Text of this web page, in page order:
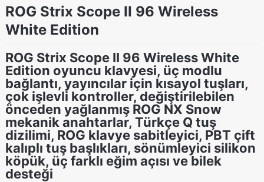
ROG Strix Scope II 96 Wireless
White Edition
ROG Strix Scope II 96 Wireless White
Edition oyuncu klavyesi, üç modlu
bağlantı, yayıncılar için kısayol tuşları,
çok işlevli kontroller, değiştirilebilen
önceden yağlanmış ROG NX Snow
mekanik anahtarlar, Türkçe Q tuş
dizilimi, ROG klavye sabitleyici, PBT çift
kalıplı tuş başlıkları, sönümleyici silikon
köpük, üç farklı eğim açısı ve bilek
desteği